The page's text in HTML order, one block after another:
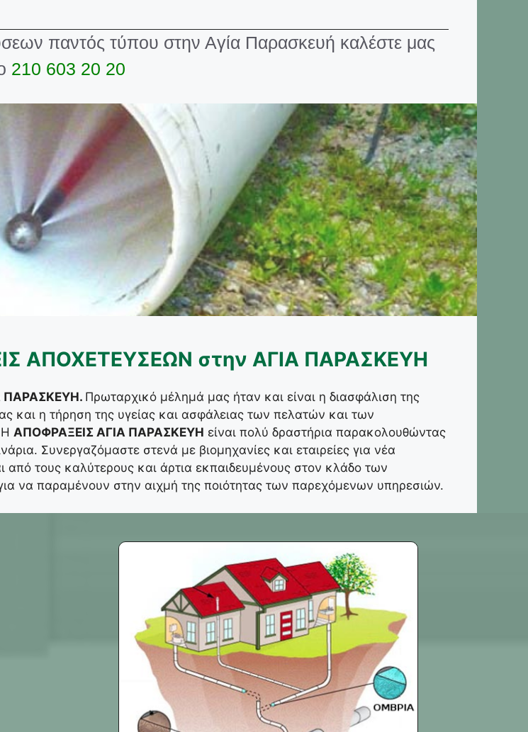
παντός τύπου στην Αγία Παρασκευή καλέστε μας
210 603 20 20
ΑΠΟΧΕΤΕΥΣΕΩΝ στην ΑΓΙΑ ΠΑΡΑΣΚΕΥΗ
ΠΑΡΑΣΚΕΥΗ. Πρωταρχικό μέλημά μας ήταν και είναι η διασφάλιση της
και η τήρηση της υγείας και ασφάλειας των πελατών και των
ΑΠΟΦΡΑΞΕΙΣ ΑΓΙΑ ΠΑΡΑΣΚΕΥΗ είναι πολύ δραστήρια παρακολουθώντας
Συνεργαζόμαστε στενά με βιομηχανίες και εταιρείες για νέα
από τους καλύτερους και άρτια εκπαιδευμένους στον κλάδο των
να παραμένουν στην αιχμή της ποιότητας των παρεχόμενων υπηρεσιών.